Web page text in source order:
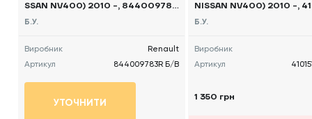
SSAN NV400) 2010 -, 844009783
R Б/В
Б.У.
Виробник
Renault
Артикул
844009783R Б/В
УТОЧНИТИ
NISSAN NV400) 2010 -,
R Б/В
Б.У.
Виробник
Артикул
1 350 грн